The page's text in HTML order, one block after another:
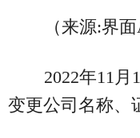
（来源:界面
2022年11月
变更公司名称、